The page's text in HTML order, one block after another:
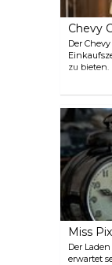
Chevy
Der
zu bieten.
World
Miss
Der
erwartet